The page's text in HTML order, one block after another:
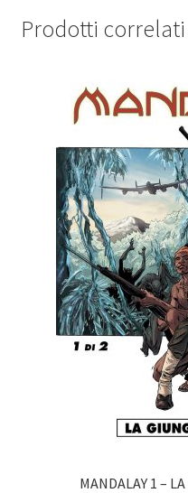
Prodotti correlati
MANDALAY 1 –